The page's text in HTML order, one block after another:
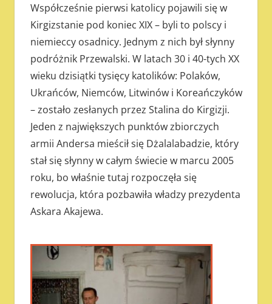
Współcześnie pierwsi katolicy pojawili się w
Kirgizstanie pod koniec XIX – byli to polscy i
niemieccy osadnicy. Jednym z nich był słynny
podróżnik Przewalski. W latach 30 i 40-tych XX
wieku dzisiątki tysięcy katolików: Polaków,
Ukrańców, Niemców, Litwinów i Koreańczyków
– zostało zesłanych przez Stalina do Kirgizji.
Jeden z największych punktów zbiorczych
armii Andersa mieścił się Dżalalabadzie, który
stał się słynny w całym świecie w marcu 2005
roku, bo właśnie tutaj rozpoczęła się
rewolucja, która pozbawiła władzy prezydenta
Askara Akajewa.